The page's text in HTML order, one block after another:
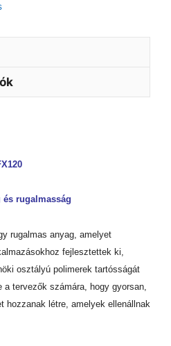
rugalmasság
rugalmas anyag, amelyet
fejlesztettek ki,
osztályú polimerek tartósságát
tervezők számára, hogy gyorsan,
hozzanak létre, amelyek ellenállnak